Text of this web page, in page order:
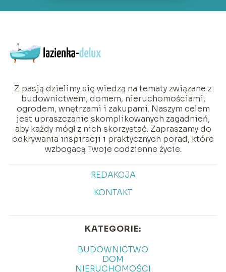
Z pasją dzielimy się wiedzą na tematy związane z
budownictwem, domem, nieruchomościami,
ogrodem, wnętrzami i zakupami. Naszym celem
jest upraszczanie skomplikowanych zagadnień,
aby każdy mógł z nich skorzystać. Zapraszamy do
odkrywania inspiracji i praktycznych porad, które
wzbogacą Twoje codzienne życie.
REDAKCJA
KONTAKT
KATEGORIE:
BUDOWNICTWO
DOM
NIERUCHOMOŚCI